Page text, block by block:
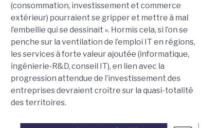
(consommation, investissement et commerce
extérieur) pourraient se gripper et mettre à mal
l’embellie qui se dessinait ». Hormis cela, si l’on se
penche sur la ventilation de l’emploi IT en régions,
les services à forte valeur ajoutée (informatique,
ingénierie-R&D, conseil IT), en lien avec la
progression attendue de l’investissement des
entreprises devraient croître sur la quasi-totalité
des territoires.